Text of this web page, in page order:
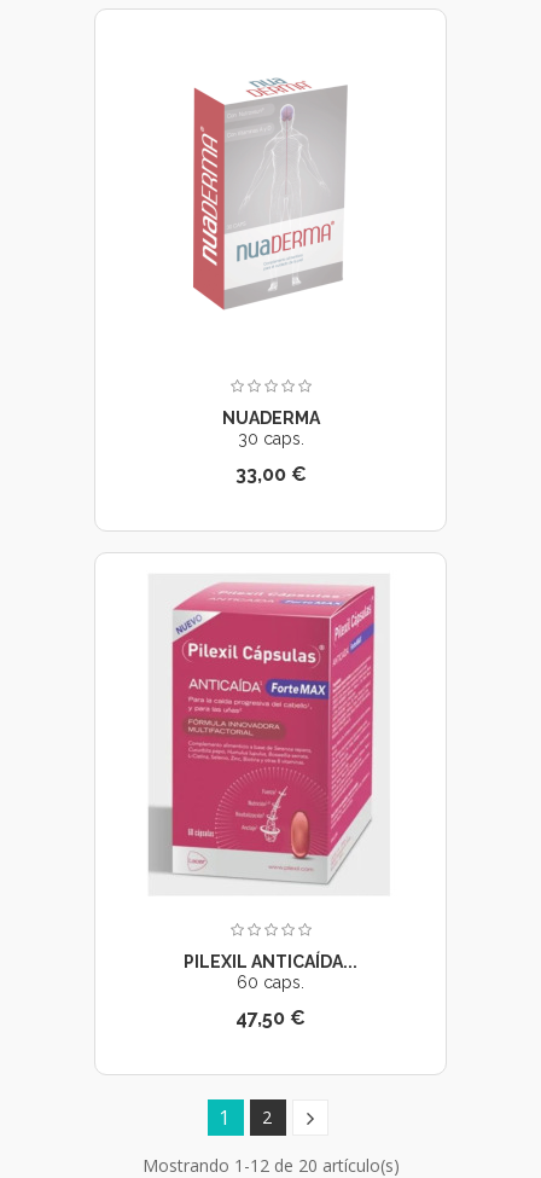
NUADERMA
30 caps.
33,00 €
PILEXIL ANTICAÍDA...
60 caps.
47,50 €
1 2
Mostrando 1-12 de 20 artículo(s)